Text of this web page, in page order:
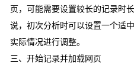
页，可能需要设置较长的记录时
说，初次分析时可以设置一个适
实际情况进行调整。
三、开始记录并加载网页